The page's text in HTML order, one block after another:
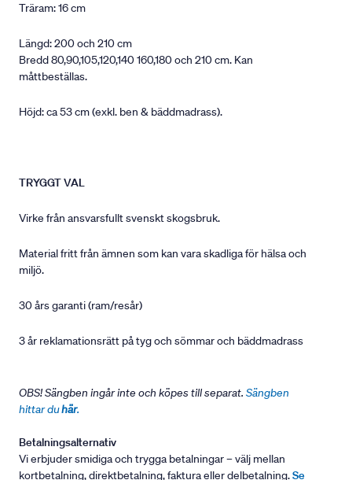
Träram: 16 cm
Längd: 200 och 210 cm
Bredd 80,90,105,120,140 160,180 och 210 cm. Kan
måttbeställas.
Höjd: ca 53 cm (exkl. ben & bäddmadrass).
TRYGGT VAL
Virke från ansvarsfullt svenskt skogsbruk.
Material fritt från ämnen som kan vara skadliga för hälsa och
miljö.
30 års garanti (ram/resår)
3 år reklamationsrätt på tyg och sömmar och bäddmadrass
OBS! Sängben ingår inte och köpes till separat. Sängben
hittar duhär.
Betalningsalternativ
Vi erbjuder smidiga och trygga betalningar – välj mellan
kortbetalning, direktbetalning, faktura eller delbetalning.Se